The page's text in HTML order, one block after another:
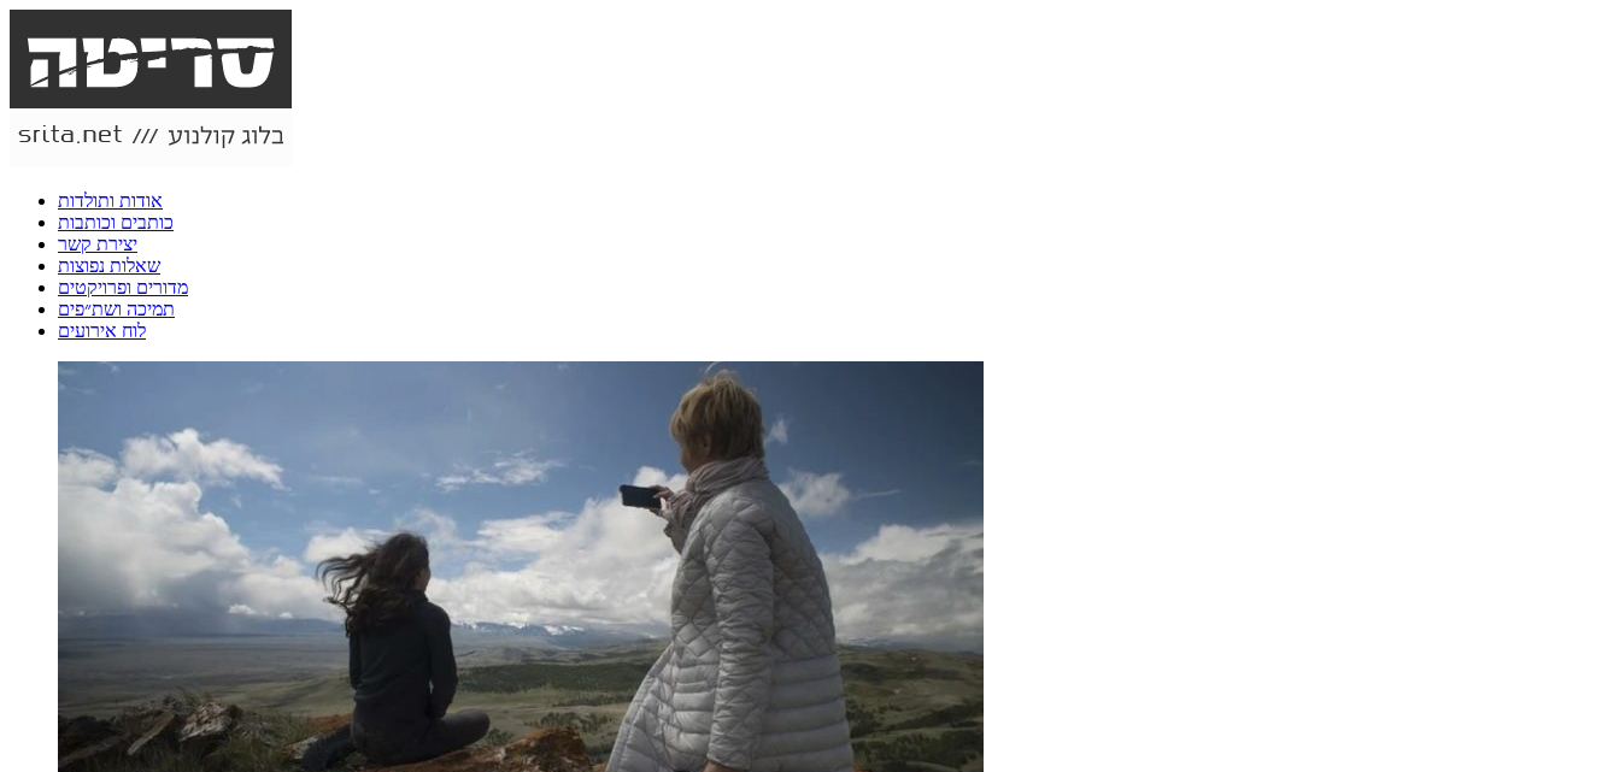
אודות ותולדות
כותבים וכותבות
יצירת קשר
שאלות נפוצות
מדורים ופרויקטים
תמיכה ושת״פים
לוח אירועים